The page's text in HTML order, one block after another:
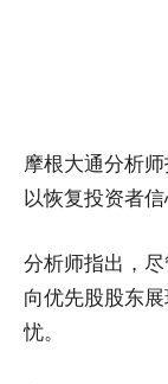
摩根大通分析
以恢复投资者
分析师指出，
向优先股股东
忧。